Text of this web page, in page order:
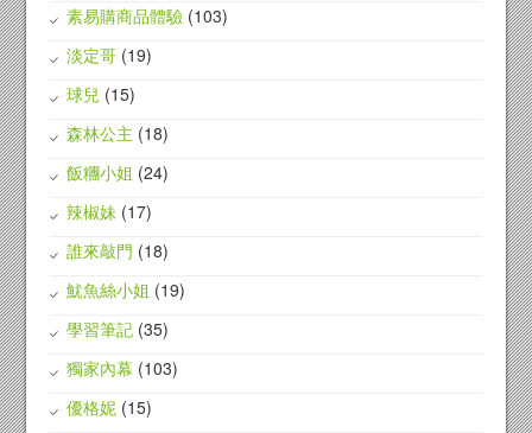
素易購商品體驗 (103)
淡定哥 (19)
球兒 (15)
森林公主 (18)
飯糰小姐 (24)
辣椒妹 (17)
誰來敲門 (18)
魷魚絲小姐 (19)
學習筆記 (35)
獨家內幕 (103)
優格妮 (15)